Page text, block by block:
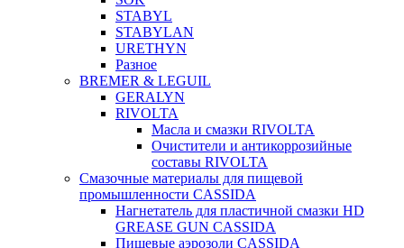
STABYL
STABYLAN
URETHYN
Разное
BREMER & LEGUIL
GERALYN
RIVOLTA
Масла и смазки RIVOLTA
Очистители и антикоррозийные
составы RIVOLTA
Смазочные материалы для пищевой
промышленности CASSIDA
Нагнетатель для пластичной смазки HD
GREASE GUN CASSIDA
Пищевые аэрозоли CASSIDA